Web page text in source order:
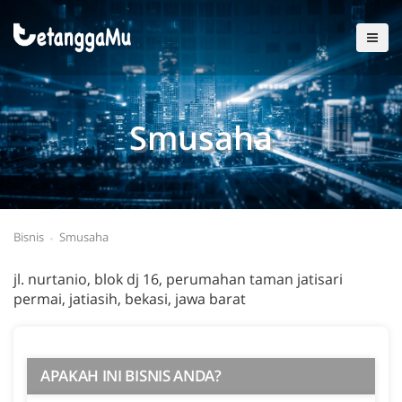
Smusaha
Bisnis Smusaha
jl. nurtanio, blok dj 16, perumahan taman jatisari
permai, jatiasih, bekasi, jawa barat
APAKAH INI BISNIS ANDA?